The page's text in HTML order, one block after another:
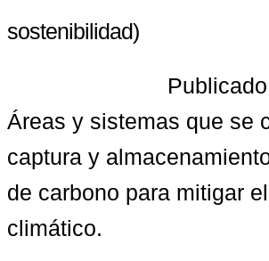
sostenibilidad)
Áreas y sistemas que se
captura y
de carbono para mitigar
climático.